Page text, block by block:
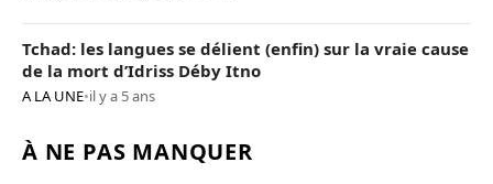
Tchad: les langues se délient (enfin) sur la vraie cause
de la mort d’Idriss Déby Itno
A LA UNE•il y a 5 ans
À NE PAS MANQUER